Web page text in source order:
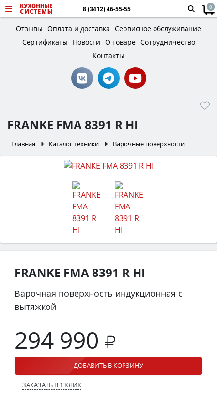
8 (3412) 46-55-55 0
Отзывы Оплата и доставка Сервисное обслуживание
Сертификаты
Новости О товаре Сотрудничество
Контакты
FRANKE FMA 8391 R HI
Главная Каталог техники Варочные поверхности
FRANKE FMA 8391 R HI
Варочная поверхность индукционная с
вытяжкой
294 990
ДОБАВИТЬ В КОРЗИНУ
ЗАКАЗАТЬ В 1 КЛИК